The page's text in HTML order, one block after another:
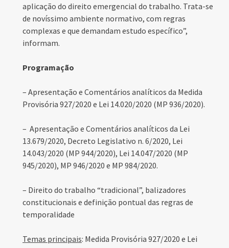
aplicação do direito emergencial do trabalho. Trata-se
de novíssimo ambiente normativo, com regras
complexas e que demandam estudo específico”,
informam.
Programação
– Apresentação e Comentários analíticos da Medida
Provisória 927/2020 e Lei 14.020/2020 (MP 936/2020).
– Apresentação e Comentários analíticos da Lei
13.679/2020, Decreto Legislativo n. 6/2020, Lei
14.043/2020 (MP 944/2020), Lei 14.047/2020 (MP
945/2020), MP 946/2020 e MP 984/2020.
– Direito do trabalho “tradicional”, balizadores
constitucionais e definição pontual das regras de
temporalidade
Temas principais: Medida Provisória 927/2020 e Lei